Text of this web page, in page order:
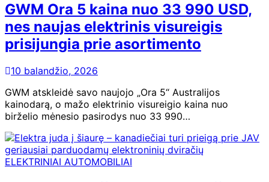
GWM Ora 5 kaina nuo 33 990 USD,
nes naujas elektrinis visureigis
prisijungia prie asortimento
10 balandžio, 2026
GWM atskleidė savo naujojo „Ora 5“ Australijos
kainodarą, o mažo elektrinio visureigio kaina nuo
birželio mėnesio pasirodys nuo 33 990…
ELEKTRINIAI AUTOMOBILIAI